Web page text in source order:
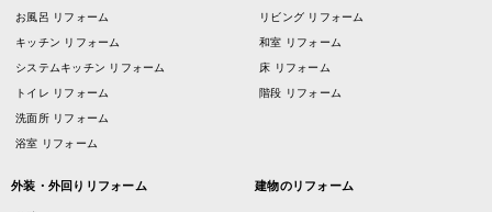
お風呂 リフォーム
キッチン リフォーム
システムキッチン リフォーム
トイレ リフォーム
洗面所 リフォーム
浴室 リフォーム
リビング リフォーム
和室 リフォーム
床 リフォーム
階段 リフォーム
外装・外回りリフォーム 建物のリフォーム